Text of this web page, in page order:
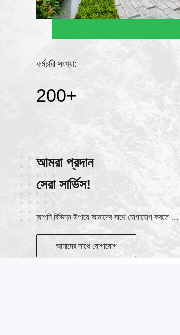
কর্মচারী সংখ্যা:
200+
আমরা প্রদান
সেরা সার্ভিস!
আপনি বিভিন্ন উপায়ে আমাদের সাথে যোগাযোগ করতে পারেন
আমাদের সাথে যোগাযোগ
স্কাইপ
yapengzi